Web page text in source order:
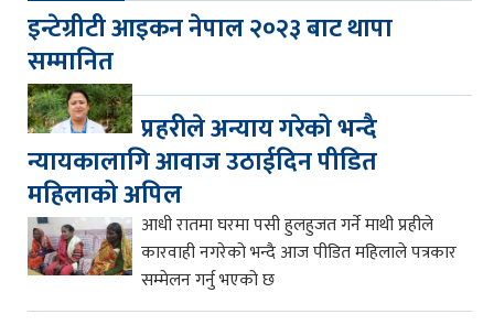
इन्टेग्रीटी आइकन नेपाल २०२३ बाट थापा
सम्मानित
प्रहरीले अन्याय गरेको भन्दै
न्यायकालागि आवाज उठाईदिन पीडित
महिलाको अपिल
आधी रातमा घरमा पसी हुलहुजत गर्ने माथी प्रहीले
कारवाही नगरेको भन्दै आज पीडित महिलाले पत्रकार
सम्मेलन गर्नु भएको छ